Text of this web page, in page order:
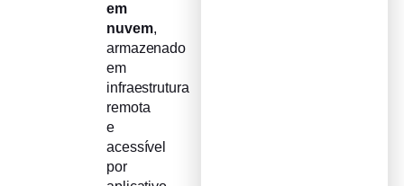
em
nuvem,
armazenado
em
infraestrutura
remota
e
acessível
por